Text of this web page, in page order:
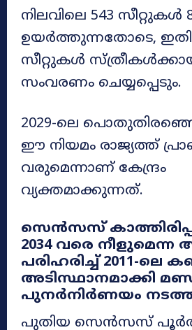
നിലവിലെ 543 സീറ്റുകൾ
ഉയർത്തുന്നതോടെ,
സീറ്റുകൾ
സംവരണം ചെയ്യപ്പെടും.
2029-ലെ
ഈ നിയമം രാജ്യത്ത്
വരുമെന്നാണ് കേന്ദ്രം
വ്യക്തമാക്കുന്നത്.
സെൻസസ്
2034 വരെ നീളുമെന്ന
പരിഹരിച്ച് 2011-
അടിസ്ഥാനമാക്കി
പുനർനിർണയം
പുതിയ സെൻസസ്